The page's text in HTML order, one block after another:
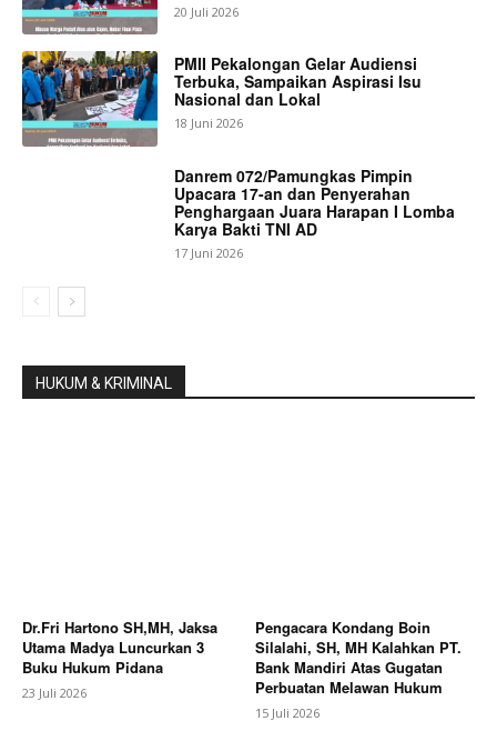
20 Juli 2026
PMII Pekalongan Gelar Audiensi
Terbuka, Sampaikan Aspirasi Isu
Nasional dan Lokal
18 Juni 2026
Danrem 072/Pamungkas Pimpin
Upacara 17-an dan Penyerahan
Penghargaan Juara Harapan I Lomba
Karya Bakti TNI AD
17 Juni 2026
HUKUM & KRIMINAL
Dr.Fri Hartono SH,MH, Jaksa
Utama Madya Luncurkan 3
Buku Hukum Pidana
23 Juli 2026
Pengacara Kondang Boin
Silalahi, SH, MH Kalahkan PT.
Bank Mandiri Atas Gugatan
Perbuatan Melawan Hukum
15 Juli 2026